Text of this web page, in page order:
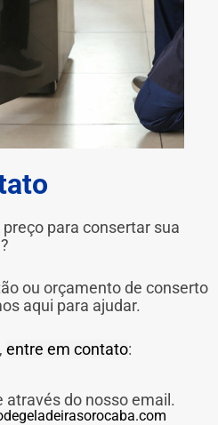
para consertar sua
ou orçamento de conserto
aqui para ajudar.
entre em contato:
através do nosso email.